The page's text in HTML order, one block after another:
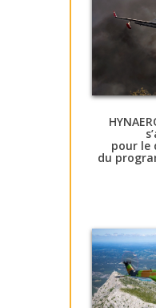
pour le
du